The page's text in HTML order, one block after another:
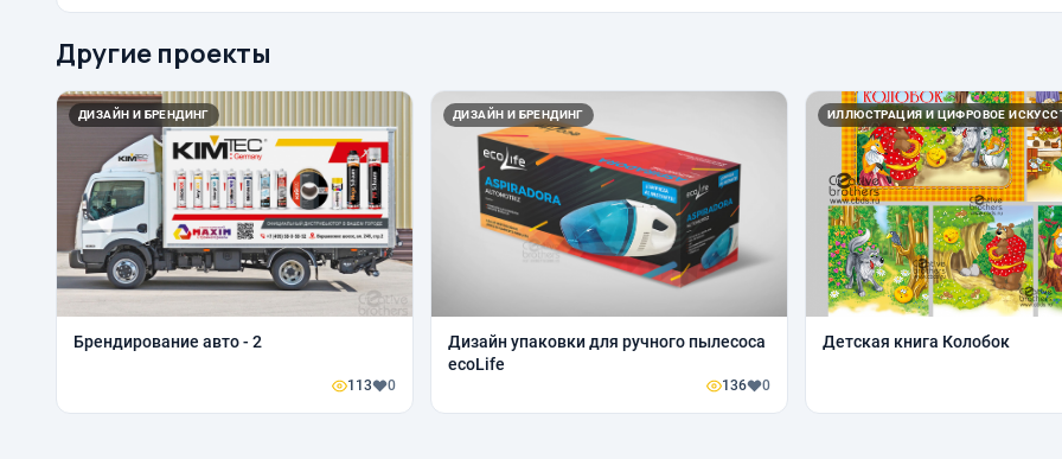
Другие проекты
ДИЗАЙН И БРЕНДИНГ
Брендирование авто - 2
113 0
ДИЗАЙН И БРЕНДИНГ
Дизайн упаковки для ручного пылесоса
ecoLife
136 0
ИЛЛЮСТРАЦИЯ И ЦИФРОВОЕ
Детская книга Колобок